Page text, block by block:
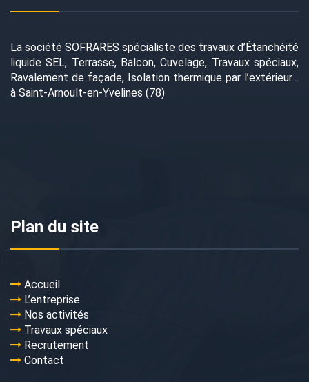
La société SOFRARES spécialiste des travaux d’Étanchéité
liquide SEL, Terrasse, Balcon, Cuvelage, Travaux spéciaux,
Ravalement de façade, Isolation thermique par l’extérieur…
à Saint-Arnoult-en-Yvelines (78)
Plan du site
Accueil
L’entreprise
Nos activités
Travaux spéciaux
Recrutement
Contact